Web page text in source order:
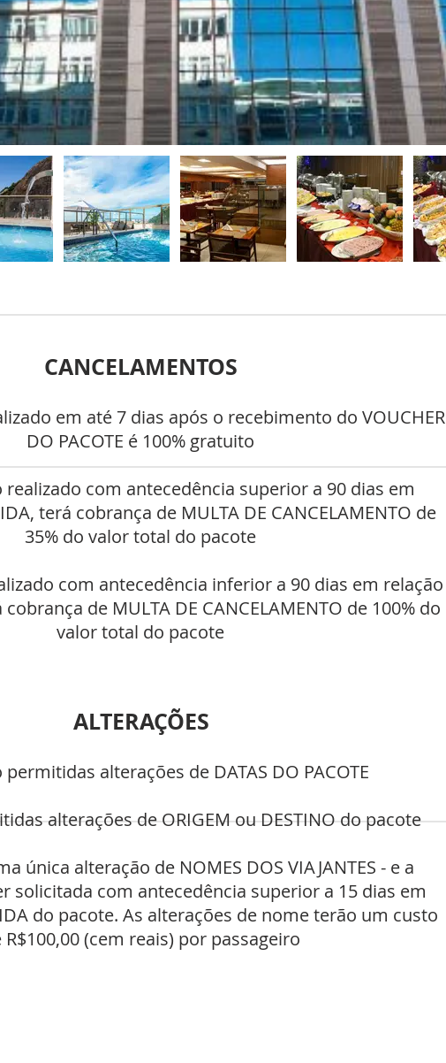
CANCELAMENTOS
em até 7 dias após o recebimento do VOUCHER
DO PACOTE é 100% gratuito
realizado com antecedência superior a 90 dias em
terá cobrança de MULTA DE CANCELAMENTO de
35% do valor total do pacote
com antecedência inferior a 90 dias em relação
cobrança de MULTA DE CANCELAMENTO de 100% do
valor total do pacote
ALTERAÇÕES
permitidas alterações de DATAS DO PACOTE
alterações de ORIGEM ou DESTINO do pacote
única alteração de NOMES DOS VIAJANTES - e a
solicitada com antecedência superior a 15 dias em
do pacote. As alterações de nome terão um custo
R$100,00 (cem reais) por passageiro